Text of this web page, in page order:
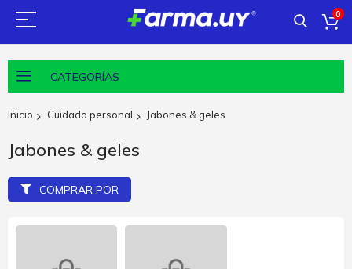
0
CATEGORÍAS
Inicio Cuidado personal Jabones & geles
Jabones & geles
COMPRAR POR